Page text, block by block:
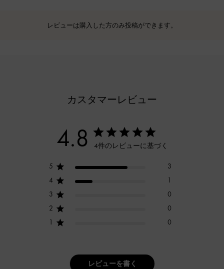
レビューは購入した方のみ投稿ができます。
カスタマーレビュー
4.8 4件のレビューに基づく
5
3
4
1
3
0
2
0
1
0
レビューを書く